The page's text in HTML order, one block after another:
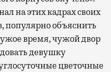
на этих кадрах своих
популярно объяснить
время, чужой двор
девушку
цветочные